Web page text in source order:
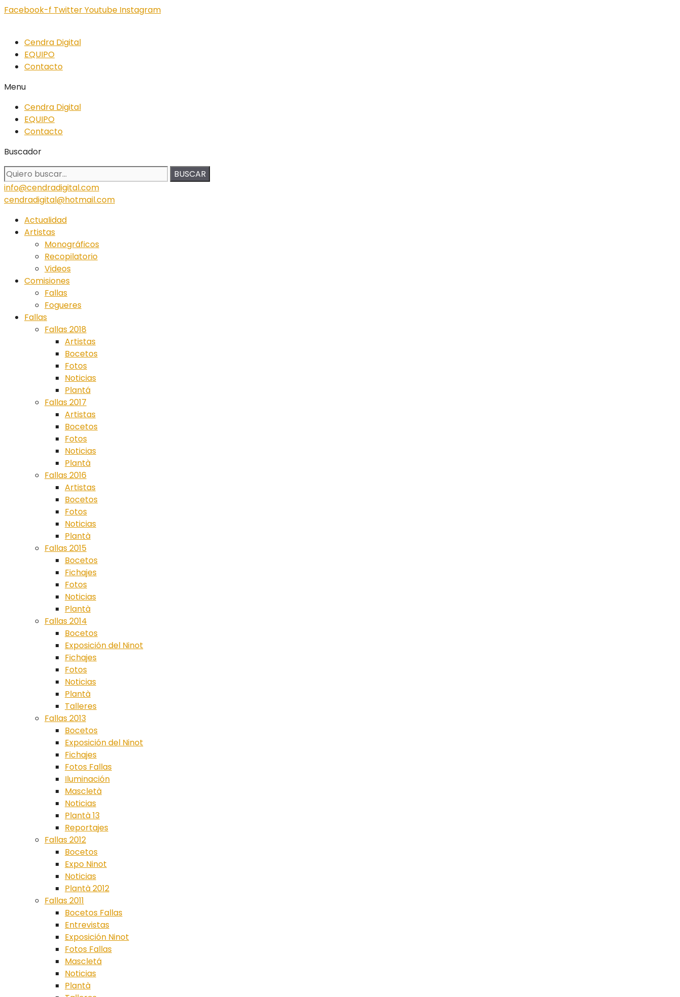
Facebook-f TwitterYoutube Instagram
Cendra Digital
EQUIPO
Contacto
Menu
Cendra Digital
EQUIPO
Contacto
Buscador
BUSCAR
info@cendradigital.com
cendradigital@hotmail.com
Actualidad
Artistas
Monográficos
Recopilatorio
Videos
Comisiones
Fallas
Fogueres
Fallas
Fallas 2018
Artistas
Bocetos
Fotos
Noticias
Plantá
Fallas 2017
Artistas
Bocetos
Fotos
Noticias
Plantà
Fallas 2016
Artistas
Bocetos
Fotos
Noticias
Plantà
Fallas 2015
Bocetos
Fichajes
Fotos
Noticias
Plantà
Fallas 2014
Bocetos
Exposición del Ninot
Fichajes
Fotos
Noticias
Plantà
Talleres
Fallas 2013
Bocetos
Exposición del Ninot
Fichajes
Fotos Fallas
Iluminación
Mascletà
Noticias
Plantà 13
Reportajes
Fallas 2012
Bocetos
Expo Ninot
Noticias
Plantà 2012
Fallas 2011
Bocetos Fallas
Entrevistas
Exposición Ninot
Fotos Fallas
Mascletá
Noticias
Plantà